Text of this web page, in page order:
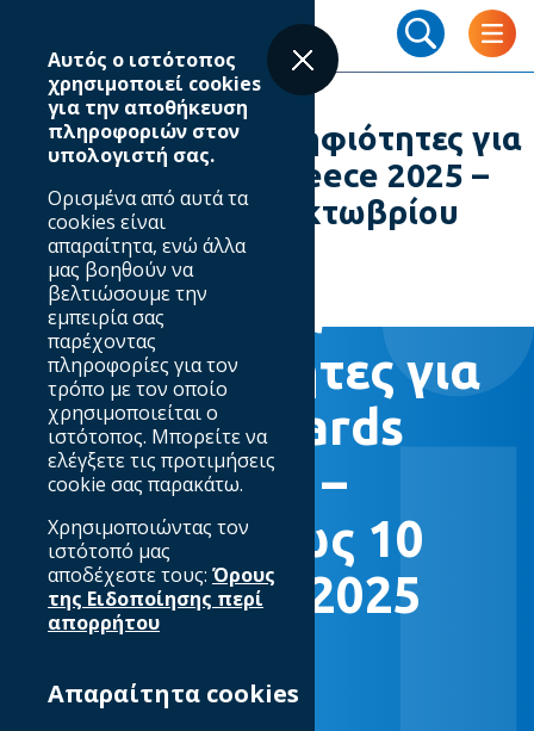
main
content
Ξεκίνησαν οι υποψηφιότητες για
τα MIXX Awards Greece 2025 –
Υποβολές έως 10 Οκτωβρίου
2025
05.09.2025
Ξεκίνησαν οι
υποψηφιότητες για
τα MIXX Awards
Greece 2025 –
Υποβολές έως 10
Οκτωβρίου 2025
Αυτός ο ιστότοπος
χρησιμοποιεί cookies
για την αποθήκευση
πληροφοριών στον
υπολογιστή σας.
Ορισμένα από αυτά τα
cookies είναι
απαραίτητα, ενώ άλλα
μας βοηθούν να
βελτιώσουμε την
εμπειρία σας
παρέχοντας
πληροφορίες για τον
τρόπο με τον οποίο
χρησιμοποιείται ο
ιστότοπος. Μπορείτε να
ελέγξετε τις προτιμήσεις
cookie σας παρακάτω.
Χρησιμοποιώντας τον
ιστότοπό μας
αποδέχεστε τους: Όρους
της Ειδοποίησης περί
απορρήτου
Απαραίτητα cookies